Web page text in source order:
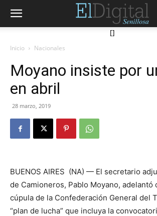
[]
Inicio Nacionales
Moyano insiste por
en abril
28 marzo, 2019
BUENOS AIRES (NA) — El secretario
de Camioneros, Pablo Moyano, adelantó
cúpula de la Confederación General del
“plan de lucha” que incluya la